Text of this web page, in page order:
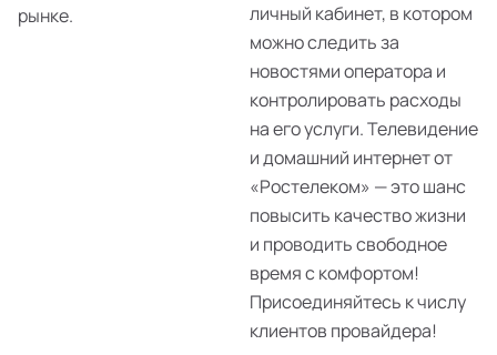
рынке.
личный кабинет, в котором
можно следить за
новостями оператора и
контролировать расходы
на его услуги. Телевидение
и домашний интернет от
«Ростелеком» — это шанс
повысить качество жизни
и проводить свободное
время с комфортом!
Присоединяйтесь к числу
клиентов провайдера!